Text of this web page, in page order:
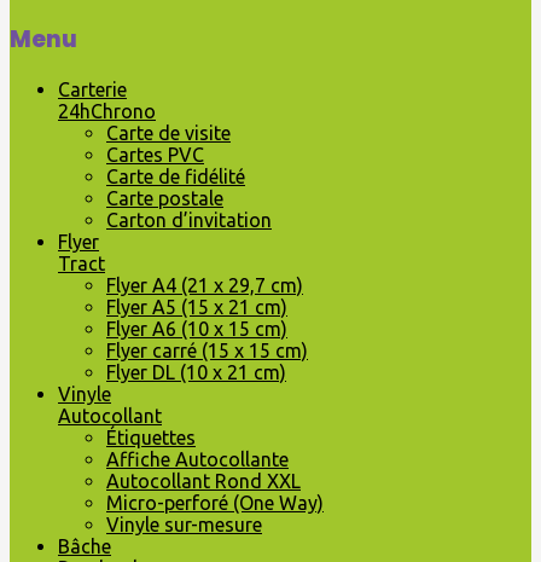
Menu
Carterie
24hChrono
Carte de visite
Cartes PVC
Carte de fidélité
Carte postale
Carton d’invitation
Flyer
Tract
Flyer A4 (21 x 29,7 cm)
Flyer A5 (15 x 21 cm)
Flyer A6 (10 x 15 cm)
Flyer carré (15 x 15 cm)
Flyer DL (10 x 21 cm)
Vinyle
Autocollant
Étiquettes
Affiche Autocollante
Autocollant Rond XXL
Micro-perforé (One Way)
Vinyle sur-mesure
Bâche